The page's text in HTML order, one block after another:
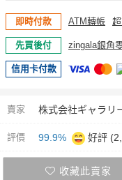
即時付款 ATM轉帳
先買後付 zingala銀角
信用卡付款
賣家 株式会社ギャラリ
評價 99.9% 好評
收藏此賣家